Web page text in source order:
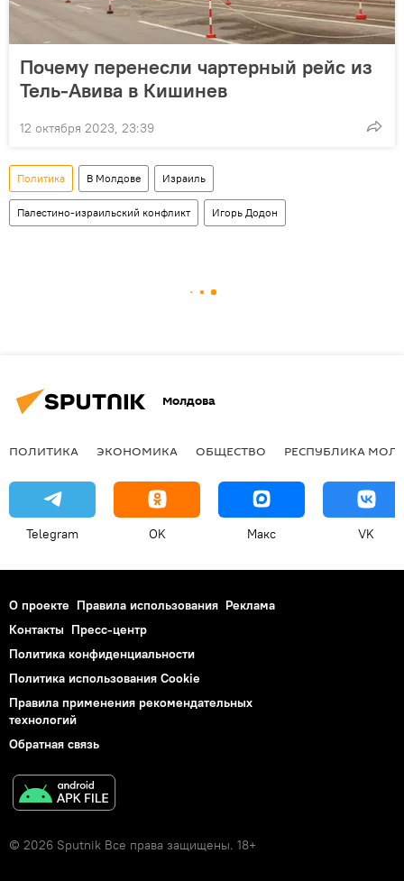
Почему перенесли чартерный рейс из
Тель-Авива в Кишинев
12 октября 2023, 23:39
Политика В Молдове Израиль
Палестино-израильский конфликт Игорь Додон
Молдова
ПОЛИТИКА ЭКОНОМИКА ОБЩЕСТВО РЕСПУБЛИКА
Telegram OK Макс VK
О проекте Правила использования Реклама
Контакты Пресс-центр
Политика конфиденциальности
Политика использования Cookie
Правила применения рекомендательных
технологий
Обратная связь
© 2026 Sputnik Все права защищены. 18+